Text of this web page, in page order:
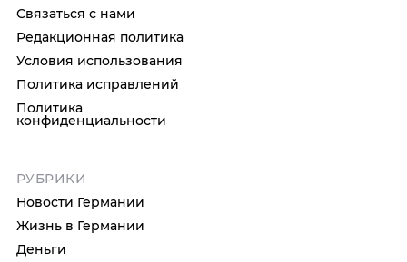
Связаться с нами
Редакционная политика
Условия использования
Политика исправлений
Политика
конфиденциальности
РУБРИКИ
Новости Германии
Жизнь в Германии
Деньги